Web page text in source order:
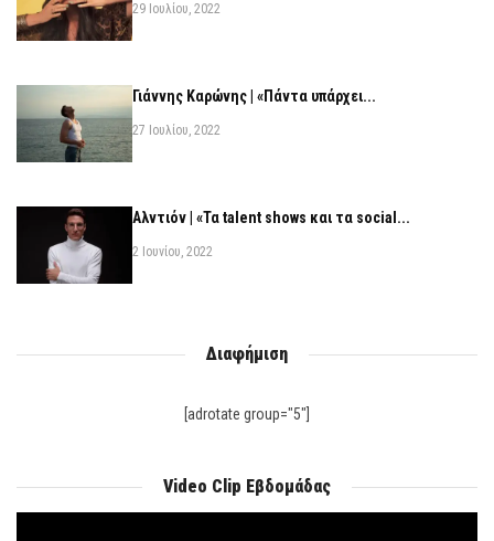
29 Ιουλίου, 2022
Γιάννης Καρώνης | «Πάντα υπάρχει...
27 Ιουλίου, 2022
Αλντιόν | «Τα talent shows και τα social...
2 Ιουνίου, 2022
Διαφήμιση
[adrotate group="5"]
Video Clip Εβδομάδας